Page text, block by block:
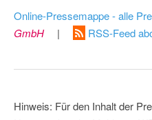
Online-Pressemappe - alle
GmbH
| RSS-Feed
Hinweis: Für den Inhalt der